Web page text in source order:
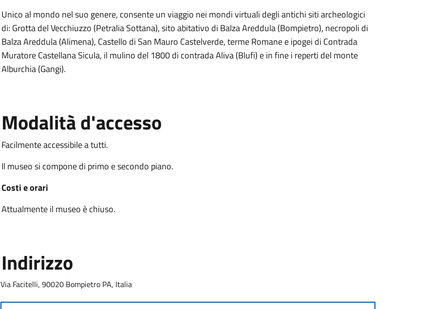
Unico al mondo nel suo genere, consente un viaggio nei mondi virtuali degli antichi siti archeologici
di: Grotta del Vecchiuzzo (Petralia Sottana), sito abitativo di Balza Areddula (Bompietro), necropoli di
Balza Areddula (Alimena), Castello di San Mauro Castelverde, terme Romane e ipogei di Contrada
Muratore Castellana Sicula, il mulino del 1800 di contrada Aliva (Blufi) e in fine i reperti del monte
Alburchia (Gangi).
Modalità d'accesso
Facilmente accessibile a tutti.
Il museo si compone di primo e secondo piano.
Costi e orari
Attualmente il museo è chiuso.
Indirizzo
Via Facitelli, 90020 Bompietro PA, Italia